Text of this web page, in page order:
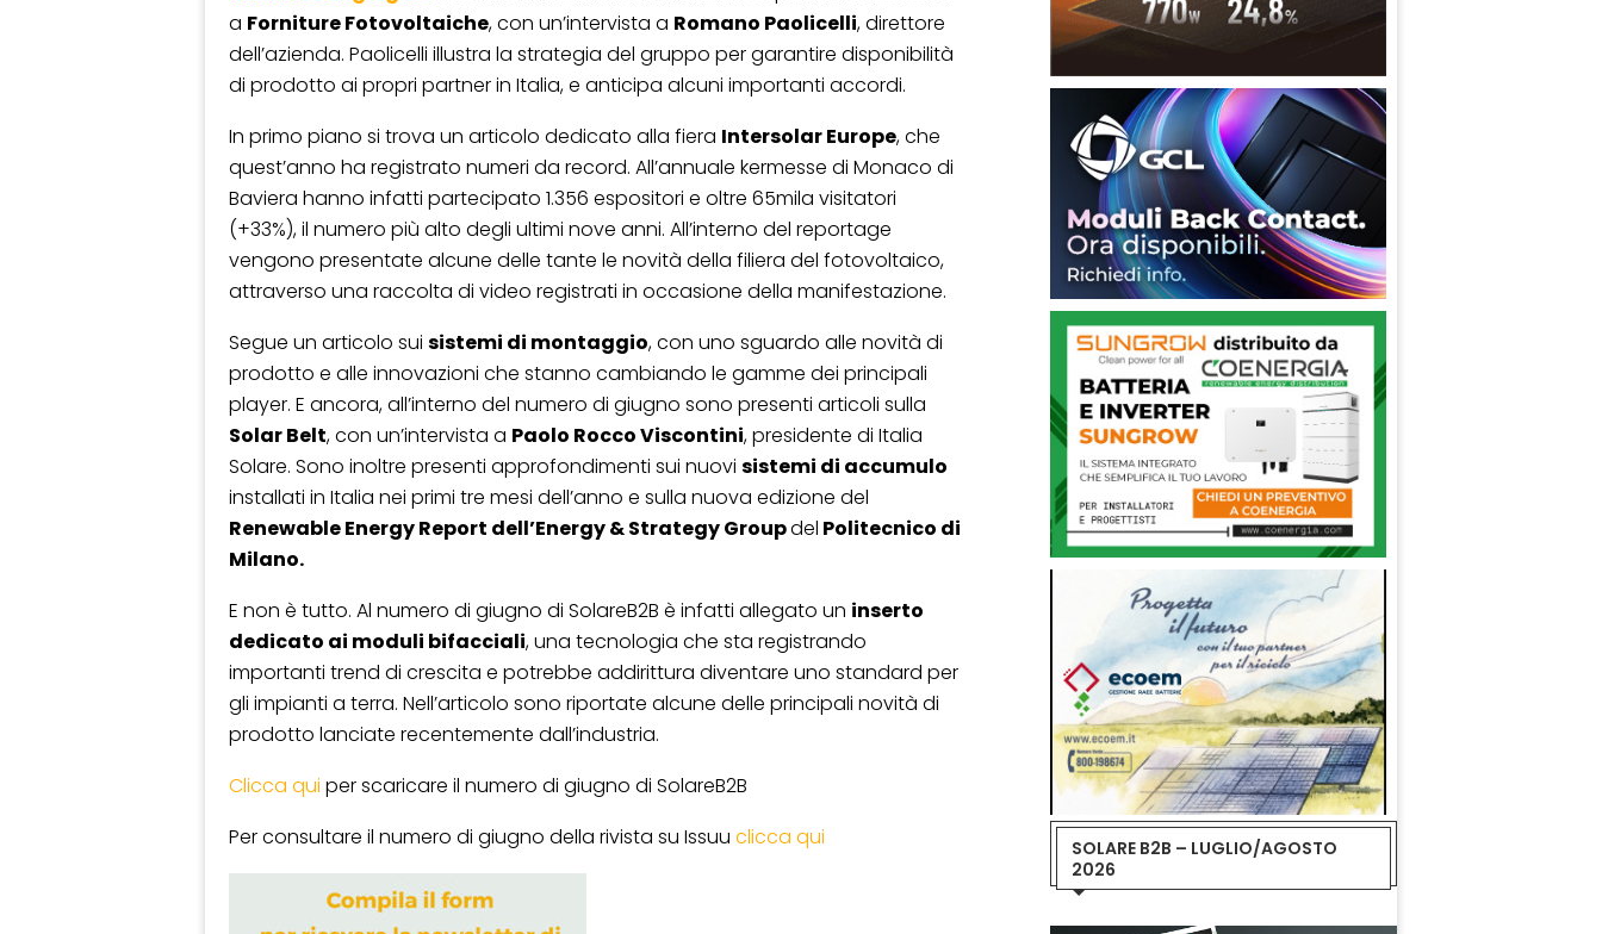
a Forniture Fotovoltaiche, con un’intervista a Romano Paolicelli, direttore
dell’azienda. Paolicelli illustra la strategia del gruppo per garantire disponibilità
di prodotto ai propri partner in Italia, e anticipa alcuni importanti accordi.
In primo piano si trova un articolo dedicato alla fiera Intersolar Europe, che
quest’anno ha registrato numeri da record. All’annuale kermesse di Monaco di
Baviera hanno infatti partecipato 1.356 espositori e oltre 65mila visitatori
(+33%), il numero più alto degli ultimi nove anni. All’interno del reportage
vengono presentate alcune delle tante le novità della filiera del fotovoltaico,
attraverso una raccolta di video registrati in occasione della manifestazione.
Segue un articolo sui sistemi di montaggio, con uno sguardo alle novità di
prodotto e alle innovazioni che stanno cambiando le gamme dei principali
player. E ancora, all’interno del numero di giugno sono presenti articoli sulla
Solar Belt, con un’intervista a Paolo Rocco Viscontini, presidente di Italia
Solare. Sono inoltre presenti approfondimenti sui nuovi sistemi di accumulo
installati in Italia nei primi tre mesi dell’anno e sulla nuova edizione del
Renewable Energy Report dell’Energy & Strategy Groupdel Politecnico di
Milano.
E non è tutto. Al numero di giugno di SolareB2B è infatti allegato un inserto
dedicato ai moduli bifacciali, una tecnologia che sta registrando
importanti trend di crescita e potrebbe addirittura diventare uno standard per
gli impianti a terra. Nell’articolo sono riportate alcune delle principali novità di
prodotto lanciate recentemente dall’industria.
Clicca qui per scaricare il numero di giugno di SolareB2B
Per consultare il numero di giugno della rivista su Issuu clicca qui
SOLARE B2B – LUGLIO/AGOSTO
2026